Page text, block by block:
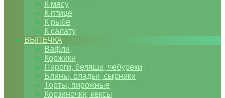
К мясу
К птице
К рыбе
К салату
ВЫПЕЧКА
Вафли
Коржики
Пироги, беляши, чебуреки
Блины, оладьи, сырники
Торты, пирожные
Корзиночки, кексы